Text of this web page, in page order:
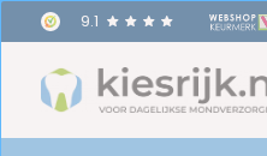
9.1
17ubesteld, morgen in huis!